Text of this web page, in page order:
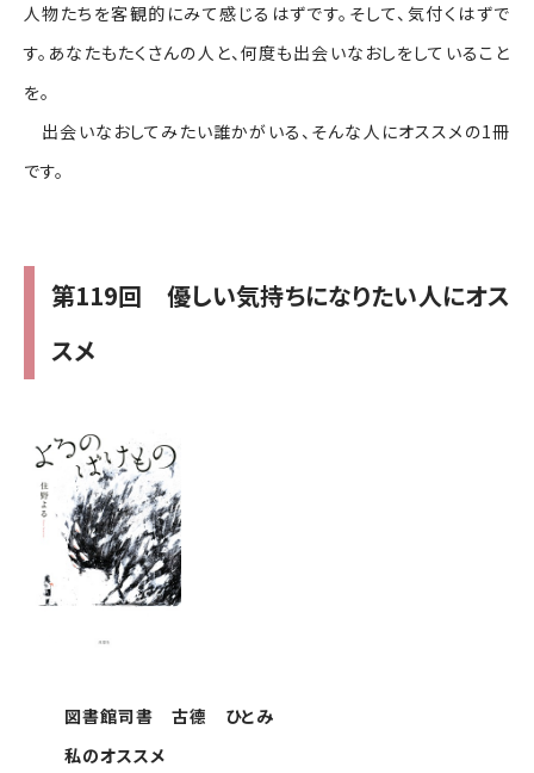
人物たちを客観的にみて感じるはずです。そして、気付くはずで
す。あなたもたくさんの人と、何度も出会いなおしをしていること
を。
出会いなおしてみたい誰かがいる、そんな人にオススメの1冊
です。
第119回 優しい気持ちになりたい人にオス
スメ
図書館司書 古德 ひとみ
私のオススメ